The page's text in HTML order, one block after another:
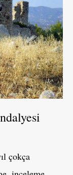
çokça